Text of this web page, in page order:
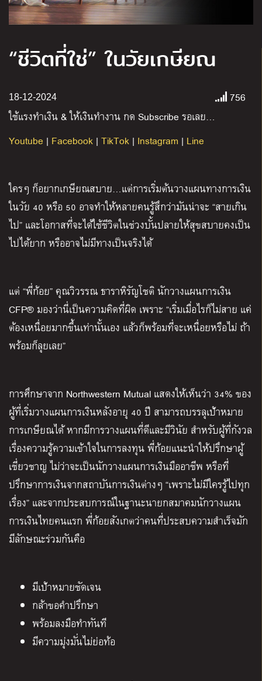
“ชีวิตที่ใช่” ในวัยเกษียณ
18-12-2024
756
ใช้แรงทำเงิน&ให้เงินทำงาน กด Subscribe รอเลย…
Youtube | Facebook | TikTok | Instagram | Line
ใครๆ ก็อยากเกษียณสบาย…แต่การเริ่มต้นวางแผนทางการเงิน
ในวัย 40 หรือ 50 อาจทำให้หลายคนรู้สึกว่ามันน่าจะ “สายเกิน
ไป” และโอกาสที่จะได้ใช้ชีวิตในช่วงบั้นปลายให้สุขสบายคงเป็น
ไปได้ยาก หรืออาจไม่มีทางเป็นจริงได้
แต่ “พี่ก้อย” คุณวิวรรณ ธาราหิรัญโชติ นักวางแผนการเงิน
CFP® มองว่านี่เป็นความคิดที่ผิด เพราะ “เริ่มเมื่อไรก็ไม่สาย แค่
ต้องเหนื่อยมากขึ้นเท่านั้นเอง แล้วก็พร้อมที่จะเหนื่อยหรือไม่ ถ้า
พร้อมก็ลุยเลย”
การศึกษาจาก Northwestern Mutual แสดงให้เห็นว่า 34% ของ
ผู้ที่เริ่มวางแผนการเงินหลังอายุ 40 ปี สามารถบรรลุเป้าหมาย
การเกษียณได้ หากมีการวางแผนที่ดีและมีวินัย สำหรับผู้ที่กังวล
เรื่องความรู้ความเข้าใจในการลงทุน พี่ก้อยแนะนำให้ปรึกษาผู้
เชี่ยวชาญ ไม่ว่าจะเป็นนักวางแผนการเงินมืออาชีพ หรือที่
ปรึกษาการเงินจากสถาบันการเงินต่างๆ “เพราะไม่มีใครรู้ไปทุก
เรื่อง” และจากประสบการณ์ในฐานะนายกสมาคมนักวางแผน
การเงินไทยคนแรก พี่ก้อยสังเกตว่าคนที่ประสบความสำเร็จมัก
มีลักษณะร่วมกันคือ
มีเป้าหมายชัดเจน
กล้าขอคำปรึกษา
พร้อมลงมือทำทันที
มีความมุ่งมั่นไม่ย่อท้อ